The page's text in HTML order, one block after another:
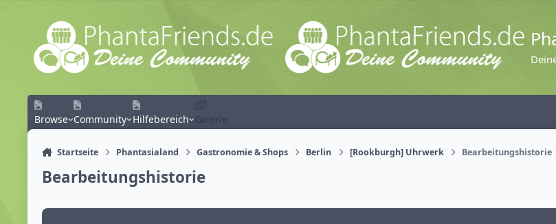
Zum Inhalt springen
Browse Community Hilfebereich Galerie
Startseite Phantasialand Gastronomie & Shops Berlin [Rookburgh] Uhrwerk Bearbeitungshistorie
Bearbeitungshistorie